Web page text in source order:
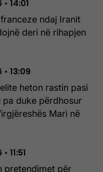
14:01
ndaj Iranit
deri në rihapjen
13:09
heton rastin pasi
pa duke përdhosur
Mari në
11:51
pretendimet për